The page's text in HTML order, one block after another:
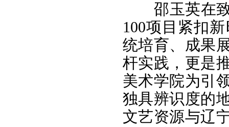
邵玉英在
100项目紧扣
统培育、成果
杆实践，更是
美术学院为引
独具辨识度的
文艺资源与辽